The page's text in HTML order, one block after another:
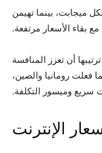
ميجابت، بينما تهيمن
بقاء الأسعار مرتفعة.
أن تعزز المنافسة
فعلت رومانيا والصين،
سريع وميسور التكلفة.
الإنترنت